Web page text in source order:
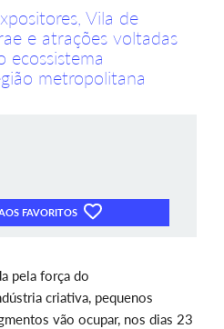
Vila de
e atrações voltadas
metropolitana
FAVORITOS
pela força do
criativa, pequenos
vão ocupar, nos dias 23